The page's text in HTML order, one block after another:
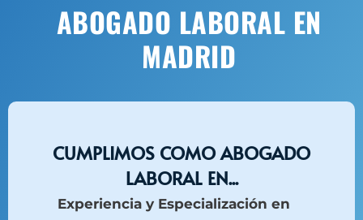
Madrid
ABOGADO LABORAL EN
MADRID
CUMPLIMOS COMO ABOGADO
LABORAL EN...
Experiencia y Especialización en